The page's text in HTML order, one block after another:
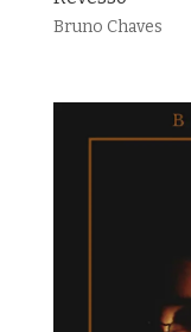
Bruno Chaves